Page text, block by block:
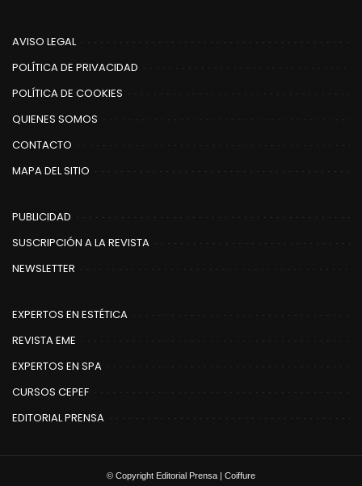
AVISO LEGAL
POLÍTICA DE PRIVACIDAD
POLÍTICA DE COOKIES
QUIENES SOMOS
CONTACTO
MAPA DEL SITIO
PUBLICIDAD
SUSCRIPCIÓN A LA REVISTA
NEWSLETTER
EXPERTOS EN ESTÉTICA
REVISTA EME
EXPERTOS EN SPA
CURSOS CEPEF
EDITORIAL PRENSA
© Copyright Editorial Prensa | Coiffure